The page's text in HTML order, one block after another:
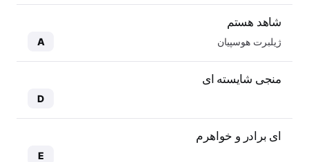
شاهد هستم
ژیلبرت هوسپیان A
منجی شایسته ای
D
ای برادر و خواهرم
E